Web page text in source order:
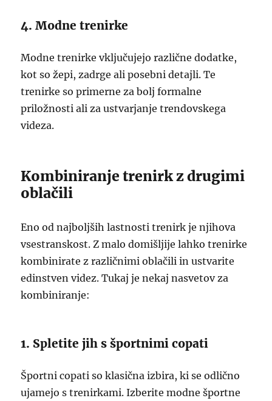
4. Modne trenirke
Modne trenirke vključujejo različne dodatke,
kot so žepi, zadrge ali posebni detajli. Te
trenirke so primerne za bolj formalne
priložnosti ali za ustvarjanje trendovskega
videza.
Kombiniranje trenirk z drugimi
oblačili
Eno od najboljših lastnosti trenirk je njihova
vsestranskost. Z malo domišljije lahko trenirke
kombinirate z različnimi oblačili in ustvarite
edinstven videz. Tukaj je nekaj nasvetov za
kombiniranje:
1. Spletite jih s športnimi copati
Športni copati so klasična izbira, ki se odlično
ujamejo s trenirkami. Izberite modne športne